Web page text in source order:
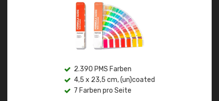
2.390 PMS Farben
4,5 x 23,5 cm, (un)coated
7 Farben pro Seite